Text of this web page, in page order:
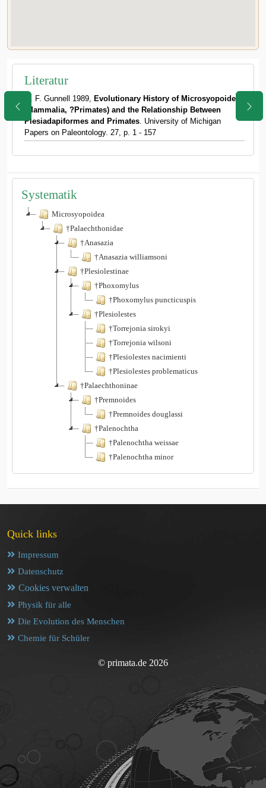
Literatur
G. F. Gunnell 1989, Evolutionary History of Microsyopoidea
(Mammalia, ?Primates) and the Relationship Between
Plesiadapiformes and Primates. University of Michigan
Papers on Paleontology. 27, p. 1 - 157
Systematik
Microsyopoidea
†Palaechthonidae
†Anasazia
†Anasazia williamsoni
†Plesiolestinae
†Phoxomylus
†Phoxomylus puncticuspis
†Plesiolestes
†Torrejonia sirokyi
†Torrejonia wilsoni
†Plesiolestes nacimienti
†Plesiolestes problematicus
†Palaechthoninae
†Premnoides
†Premnoides douglassi
†Palenochtha
†Palenochtha weissae
†Palenochtha minor
Quick links
Impressum
Datenschutz
Cookies verwalten
Physik für alle
Die Evolution des Menschen
Chemie für Schüler
© primata.de 2026